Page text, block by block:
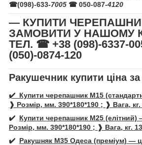
☎(098)-633-7005 ☎ 050-087-4120
— КУПИТИ
ЗАМОВИТИ У НАШОМУ
ТЕЛ. ☎ +38 (098)-6337-
(050)-0874-120
Ракушечник купити ціна
✔️ Купити черепашник М15
❱ Розмір, мм. 390*180*190 ; ❱ Вага, кг.
✔️ Купити черепашник М25 (елітний)
Розмір, мм. 390*180*190 ; ❱ Вага, кг.
✔️ Ракушняк М35 Одеса (преміум) —